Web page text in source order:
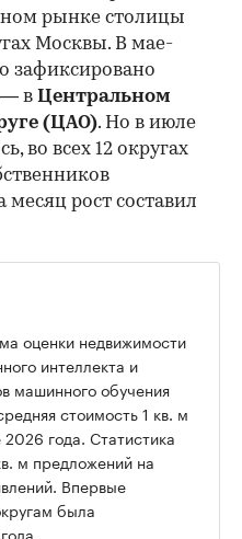
рынке столицы
Москвы. В мае-
зафиксировано
— в Центральном
(ЦАО). Но в июле
во всех 12 округах
месяц рост составил
оценки недвижимости
интеллекта и
машинного обучения
стоимость 1 кв. м
года. Статистика
м предложений на
Впервые
была